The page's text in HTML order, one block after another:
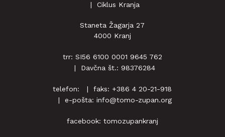
Ciklus Kranja
Staneta Žagarja 27
4000 Kranj
trr: SI56 6100 0001 9645 762
Davčna št.: 98376284
telefon:
faks: +386 4 20-21-918
e-pošta: info@tomo-zupan.org
facebook: tomozupankranj